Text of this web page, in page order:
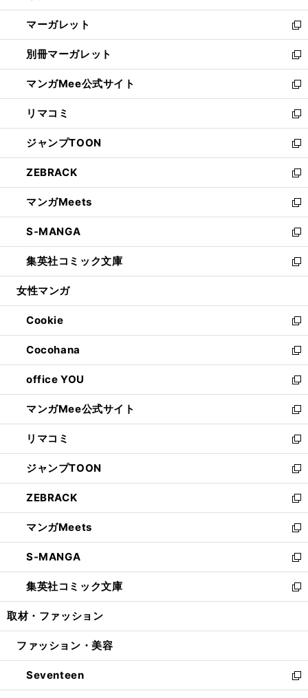
開
く
ウ
で
開
く
ン
ド
ウ
で
開
く
し
い
ウ
ィ
ン
ド
ウ
で
開
く
マーガレット
新
し
い
ウ
ィ
ン
ド
ウ
で
開
く
別冊マーガレット
新
し
い
ウ
ィ
ン
ド
ウ
で
開
く
マンガMee公式サイト
新
し
い
ウ
ィ
ン
ド
ウ
で
開
く
リマコミ
新
し
い
ウ
ィ
ン
ド
ウ
で
開
く
ジャンプTOON
新
し
い
ウ
ィ
ン
ド
ウ
で
開
ZEBRACK
新
し
い
ウ
ィ
ン
ド
ウ
開
く
マンガMeets
新
し
い
ウ
ィ
ン
ウ
で
開
く
S-MANGA
新
し
い
ウ
ン
ド
ウ
で
開
く
集英社コミック文庫
新
し
ウ
ィ
ン
ド
ウ
で
開
く
女性マンガ
Cookie
新
し
い
ウ
ィ
ン
ド
ウ
で
開
く
Cocohana
新
し
い
ウ
ィ
ン
ド
ウ
で
開
く
office YOU
新
し
い
ウ
ィ
ン
ド
ウ
で
開
く
マンガMee公式サイト
新
し
い
ウ
ィ
ン
ド
ウ
で
開
く
リマコミ
新
し
い
ウ
ィ
ン
ド
ウ
で
開
く
ジャンプTOON
新
し
い
ウ
ィ
ン
ド
ウ
で
開
ZEBRACK
新
し
い
ウ
ィ
ン
ド
ウ
開
マンガMeets
新
し
い
ウ
ィ
ン
ウ
開
く
S-MANGA
新
し
い
ウ
ン
ウ
で
開
集英社コミック文庫
新
し
ウ
ン
ド
ウ
取材・ファッション
ファッション・美容
Seventeen
新
し